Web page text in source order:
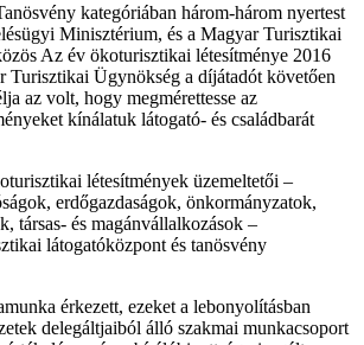
kategóriában három-három nyertest
Minisztérium, és a Magyar Turisztikai
Az év ökoturisztikai létesítménye 2016
Turisztikai Ügynökség a díjátadót követően
az volt, hogy megmérettesse az
kínálatuk látogató- és családbarát
létesítmények üzemeltetői –
erdőgazdaságok, önkormányzatok,
társas- és magánvállalkozások –
látogatóközpont és tanösvény
érkezett, ezeket a lebonyolításban
delegáltjaiból álló szakmai munkacsoport